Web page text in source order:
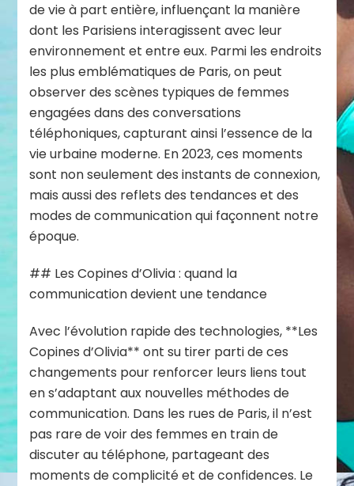
de vie à part entière, influençant la manière
dont les Parisiens interagissent avec leur
environnement et entre eux. Parmi les endroits
les plus emblématiques de Paris, on peut
observer des scènes typiques de femmes
engagées dans des conversations
téléphoniques, capturant ainsi l’essence de la
vie urbaine moderne. En 2023, ces moments
sont non seulement des instants de connexion,
mais aussi des reflets des tendances et des
modes de communication qui façonnent notre
époque.
## Les Copines d’Olivia : quand la
communication devient une tendance
Avec l’évolution rapide des technologies, **Les
Copines d’Olivia** ont su tirer parti de ces
changements pour renforcer leurs liens tout
en s’adaptant aux nouvelles méthodes de
communication. Dans les rues de Paris, il n’est
pas rare de voir des femmes en train de
discuter au téléphone, partageant des
moments de complicité et de confidences. Le